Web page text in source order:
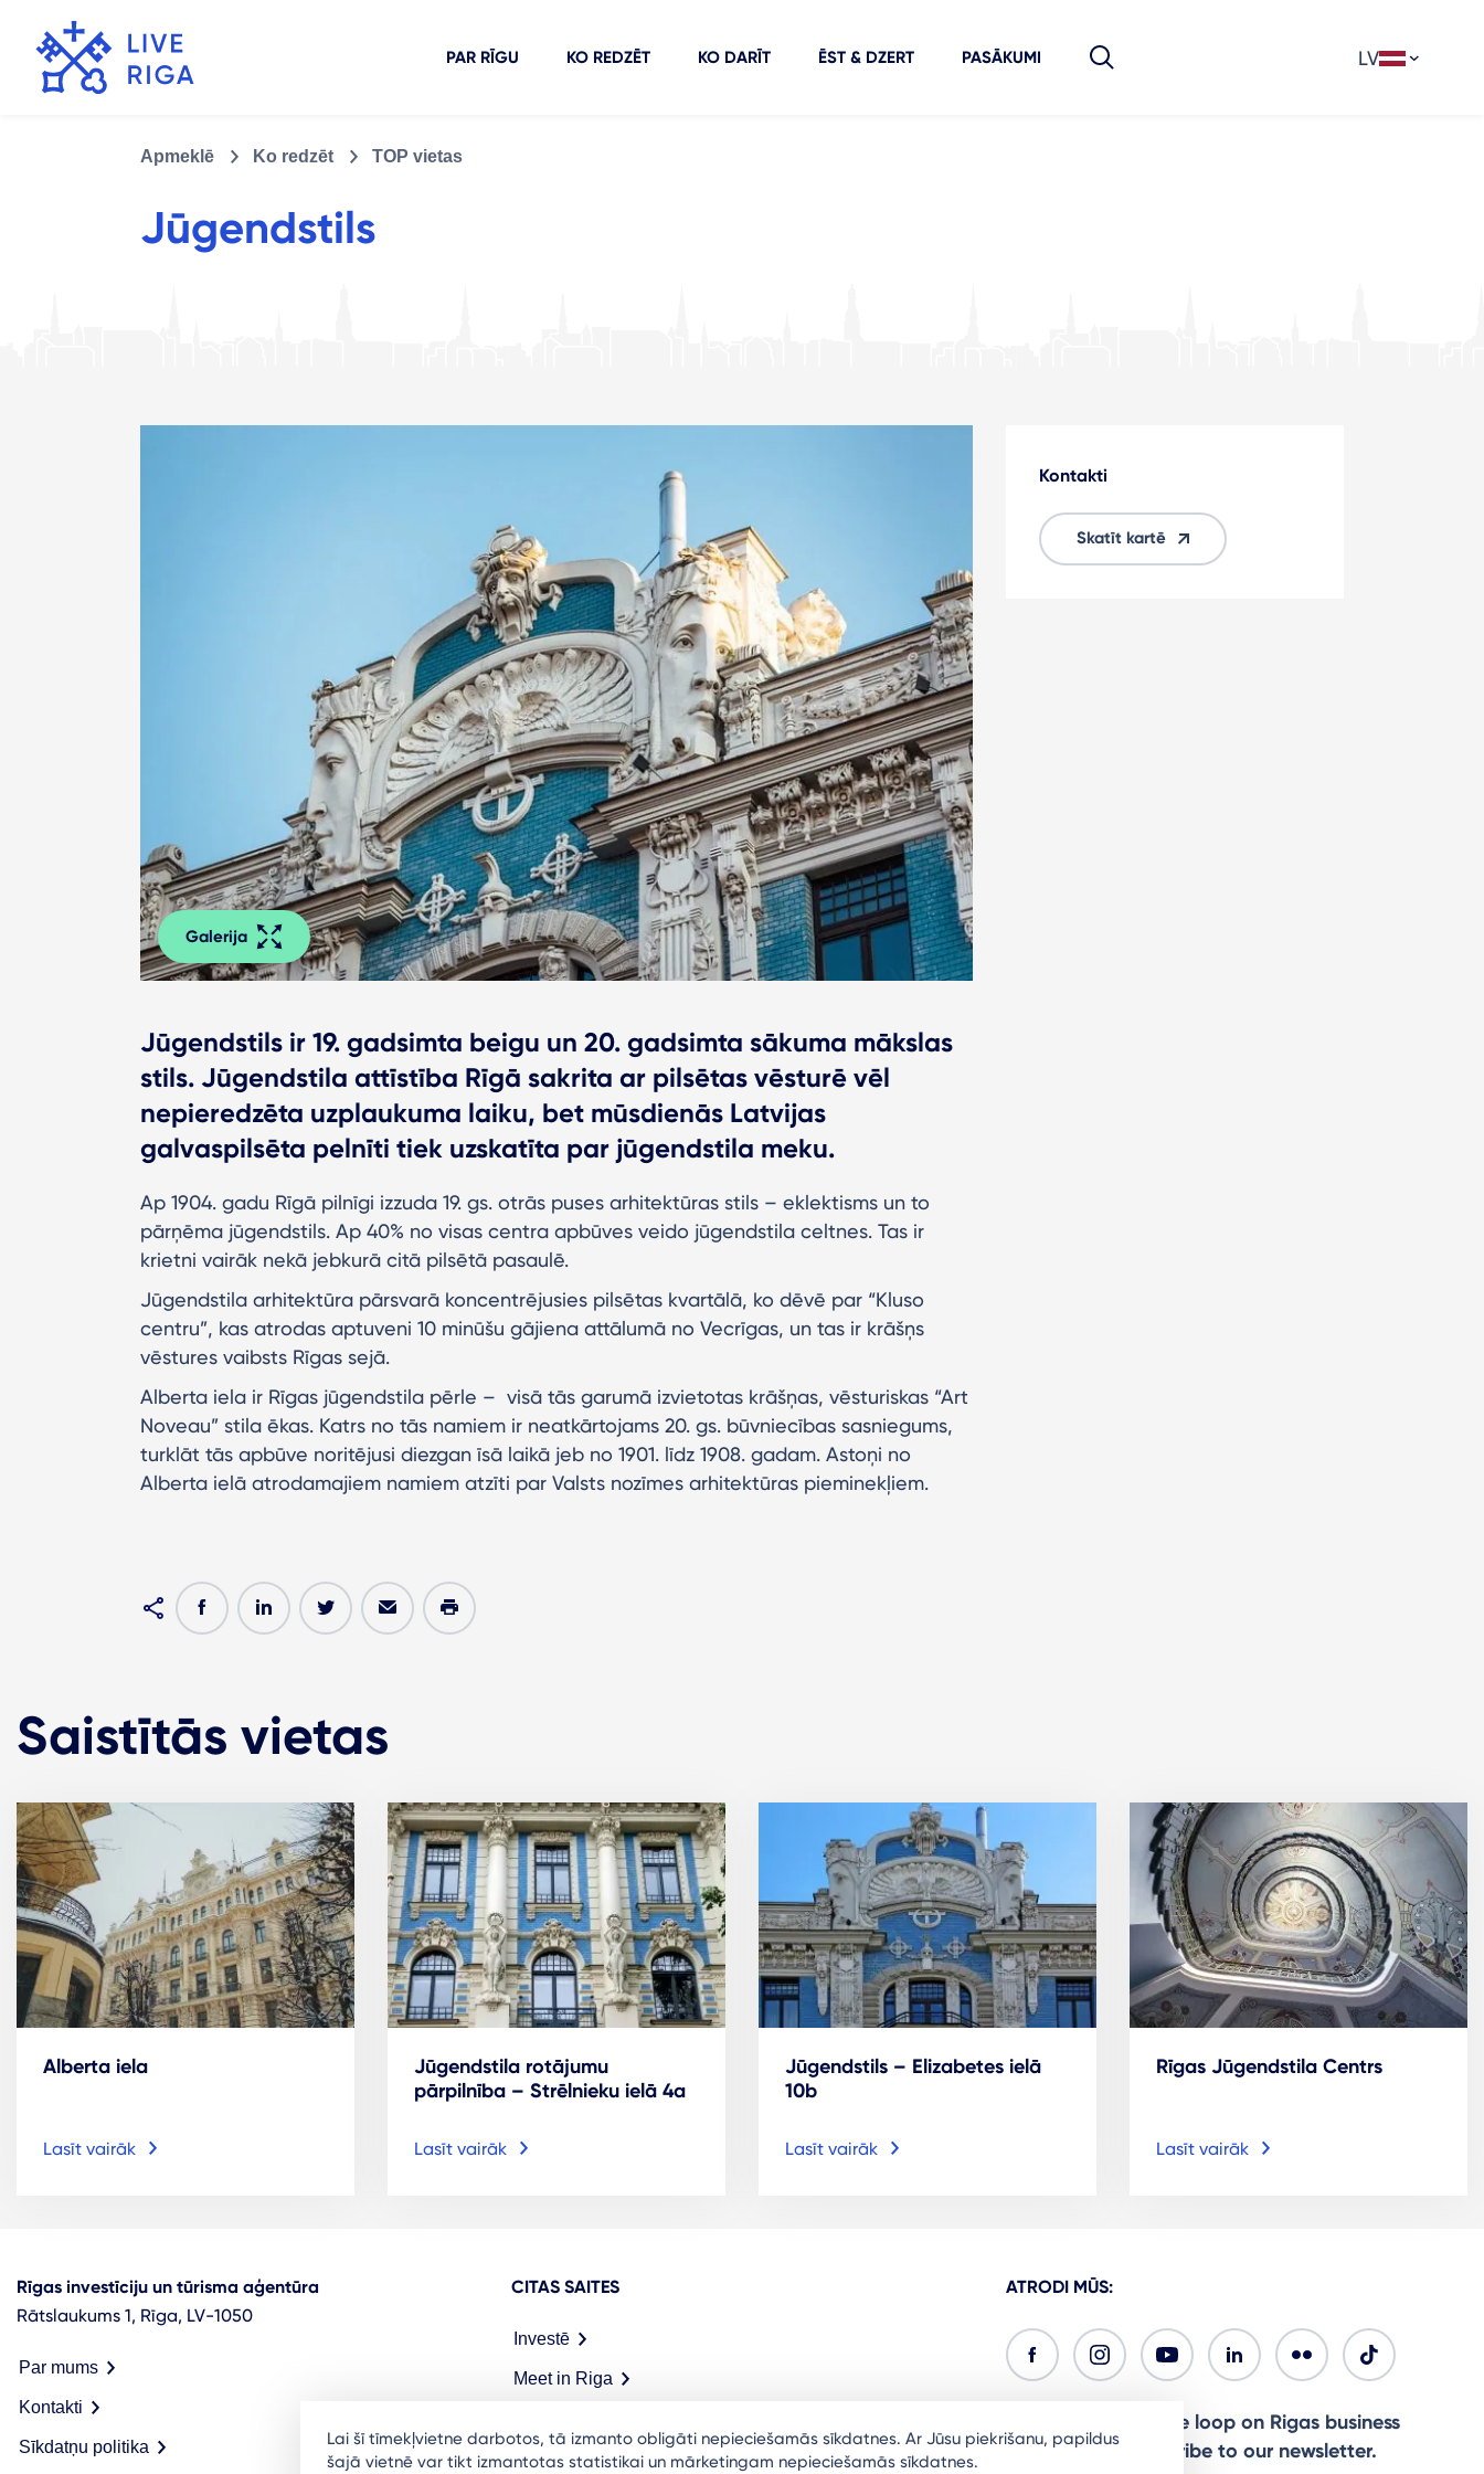
PAR RĪGU KO REDZĒT KO DARĪT ĒST & DZERT PASĀKUMI LV
Apmeklē Ko redzēt TOP vietas
Jūgendstils
Galerija
Jūgendstils ir 19. gadsimta beigu un 20. gadsimta sākuma mākslas
stils. Jūgendstila attīstība Rīgā sakrita ar pilsētas vēsturē vēl
nepieredzēta uzplaukuma laiku, bet mūsdienās Latvijas
galvaspilsēta pelnīti tiek uzskatīta par jūgendstila meku.
Ap 1904. gadu Rīgā pilnīgi izzuda 19. gs. otrās puses arhitektūras stils – eklektisms un to
pārņēma jūgendstils. Ap 40% no visas centra apbūves veido jūgendstila celtnes. Tas ir
krietni vairāk nekā jebkurā citā pilsētā pasaulē.
Jūgendstila arhitektūra pārsvarā koncentrējusies pilsētas kvartālā, ko dēvē par “Kluso
centru”, kas atrodas aptuveni 10 minūšu gājiena attālumā no Vecrīgas, un tas ir krāšņs
vēstures vaibsts Rīgas sejā.
Alberta iela ir Rīgas jūgendstila pērle – visā tās garumā izvietotas krāšņas, vēsturiskas “Art
Noveau” stila ēkas. Katrs no tās namiem ir neatkārtojams 20. gs. būvniecības sasniegums,
turklāt tās apbūve noritējusi diezgan īsā laikā jeb no 1901. līdz 1908. gadam. Astoņi no
Alberta ielā atrodamajiem namiem atzīti par Valsts nozīmes arhitektūras pieminekļiem.
Kontakti
Skatīt kartē
Saistītās vietas
Alberta iela
Lasīt vairāk
Jūgendstila rotājumu
pārpilnība – Strēlnieku ielā 4a
Lasīt vairāk
Jūgendstils – Elizabetes ielā
10b
Lasīt vairāk
Rīgas Jūgendstila Centrs
Lasīt vairāk
Rīgas investīciju un tūrisma aģentūra
Rātslaukums 1, Rīga, LV-1050
Par mums
Kontakti
Sīkdatņu politika
CITAS SAITES
Investē
Meet in Riga
ATRODI MŪS:
Ready to stay in the loop on Rigas business
community? Subscribe to our newsletter.
Lai šī tīmekļvietne darbotos, tā izmanto obligāti nepieciešamās sīkdatnes. Ar Jūsu piekrišanu, papildus
šajā vietnē var tikt izmantotas statistikai un mārketingam nepieciešamās sīkdatnes.